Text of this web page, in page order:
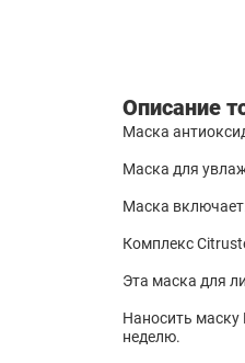
Описание
Маска
Маска для
Маска
Комплекс
Эта маска для
Наносить маску
неделю.